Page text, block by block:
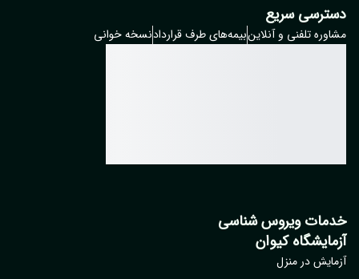
سریع
تلفنی و آنلاینبیمه‌های طرف قراردادنسخه خوانی
ویروس شناسی
کیوان
در منزل